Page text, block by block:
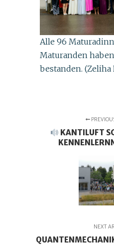
Alle 96
Maturanden
bestanden. (Zeliha
KANTILUFT
NEXT